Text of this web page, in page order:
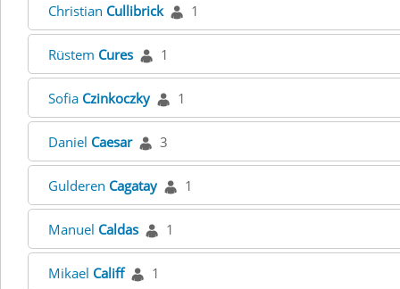
Christian Cullibrick 1
Rüstem Cures 1
Sofia Czinkoczky 1
Daniel Caesar 3
Gulderen Cagatay 1
Manuel Caldas 1
Mikael Califf 1